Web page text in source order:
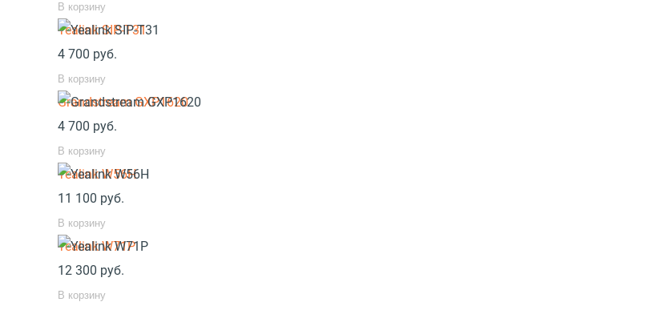
В корзину
Yealink SIP-T31
4 700 руб.
В корзину
Grandstream GXP1620
4 700 руб.
В корзину
Yealink W56H
11 100 руб.
В корзину
Yealink W71P
12 300 руб.
В корзину